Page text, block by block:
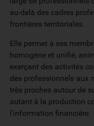
au-delà des cadres
frontières territoriales.
Elle permet à ses
homogène et unifié,
exerçant des activités
des professionnels aux
très proches autour de
autant à la production
l'information financière.